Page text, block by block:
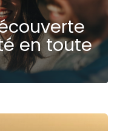
en toute